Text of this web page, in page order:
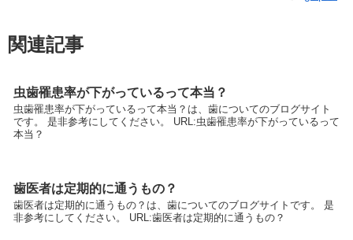
関連記事
虫歯罹患率が下がっているって本当？
虫歯罹患率が下がっているって本当？は、歯についてのブログサイト
です。 是非参考にしてください。 URL:虫歯罹患率が下がっているって
本当？
歯医者は定期的に通うもの？
歯医者は定期的に通うもの？は、歯についてのブログサイトです。 是
非参考にしてください。 URL:歯医者は定期的に通うもの？